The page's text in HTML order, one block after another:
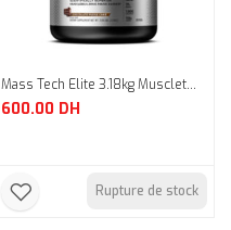
Mass Tech Elite 3.18kg Musclet...
600.00 DH
Rupture de stock